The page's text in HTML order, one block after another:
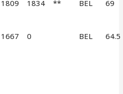
1809 1834 ** BEL 69
1667 0 BEL 64.5